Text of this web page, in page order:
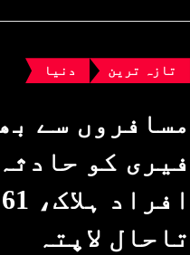
تازہ ترین دنیا
مسافروں سے
افراد ہلاک، 61
تاحال لاپتہ